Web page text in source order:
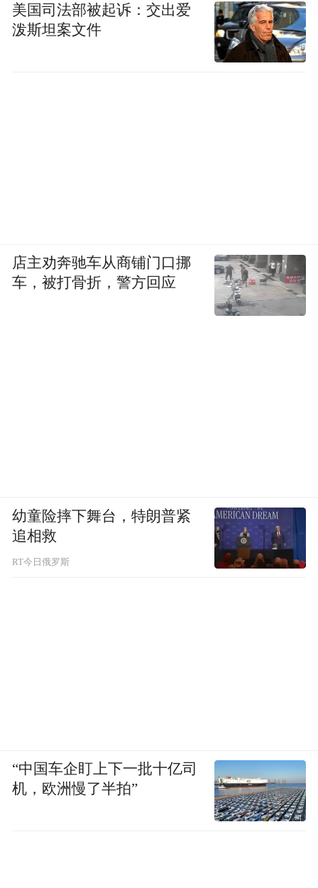
美国司法部被起诉：交出爱
泼斯坦案文件
店主劝奔驰车从商铺门口挪
车，被打骨折，警方回应
幼童险摔下舞台，特朗普紧
追相救
RT今日俄罗斯
“中国车企盯上下一批十亿司
机，欧洲慢了半拍”